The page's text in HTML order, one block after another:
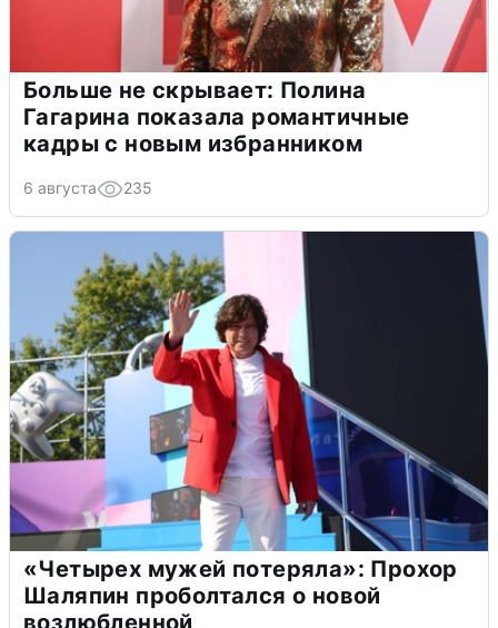
Больше не скрывает: Полина
Гагарина показала романтичные
кадры с новым избранником
6 августа 235
«Четырех мужей потеряла»: Прохор
Шаляпин проболтался о новой
возлюбленной